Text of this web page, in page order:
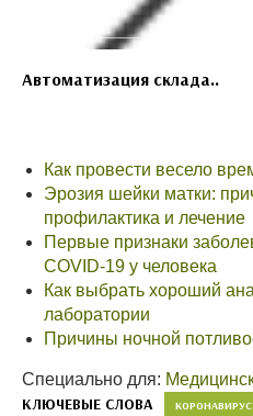
Автоматизация склада..
Как провести весело
Эрозия шейки матки:
профилактика и лечение
Первые признаки
COVID-19 у человека
Как выбрать хороший
лаборатории
Причины ночной
Специально для:
КЛЮЧЕВЫЕ СЛОВА КОРОНАВИРУС